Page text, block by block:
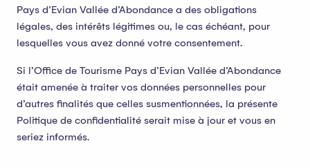
Pays d’Evian Vallée d’Abondance a des obligations
légales, des intérêts légitimes ou, le cas échéant, pour
lesquelles vous avez donné votre consentement.
Si l’Office de Tourisme Pays d’Evian Vallée d’Abondance
était amenée à traiter vos données personnelles pour
d’autres finalités que celles susmentionnées, la présente
Politique de confidentialité serait mise à jour et vous en
seriez informés.